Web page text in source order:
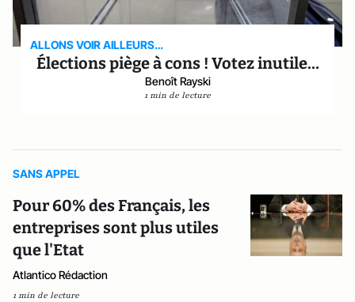
ALLONS VOIR AILLEURS…
Élections piège à cons ! Votez inutile…
Benoît Rayski
1 min de lecture
SANS APPEL
Pour 60% des Français, les
entreprises sont plus utiles
que l'Etat
Atlantico Rédaction
1 min de lecture